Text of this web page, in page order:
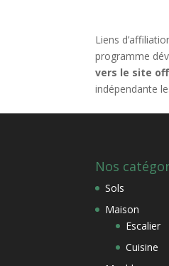
Liens
programme
vers le site
indépendante
Nos
Sols
Maison
Escalier
Cuisine